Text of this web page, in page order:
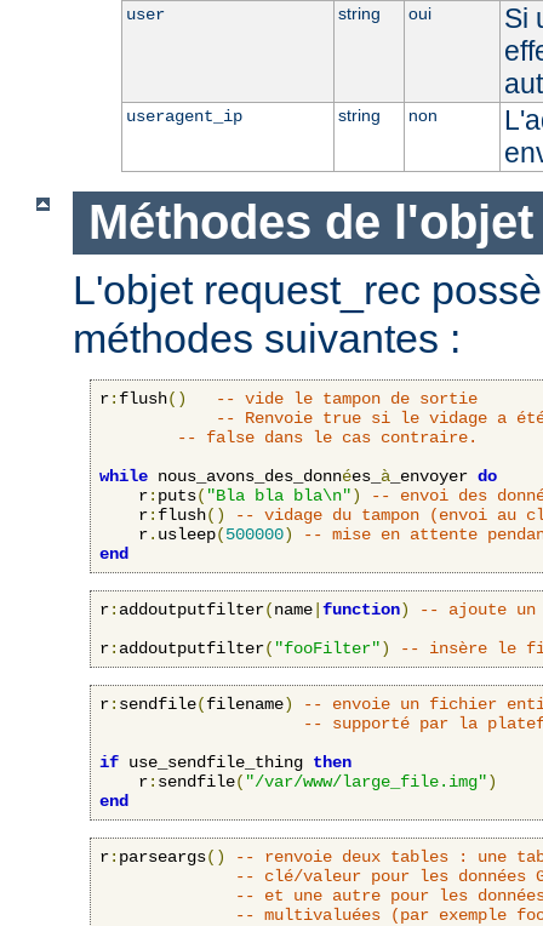
user string oui
Si
useragent_ip string non
Méthodes de
L'objet request_rec
méthodes suivantes :
r: flush()
-- vide le tampon de sortie
-- Renvoie true si le vidage a
-- false dans le cas contraire.
while nous_avons_des_données_ à _envoyer do
    r
: puts( "Bla bla bla\n")
-- envoi des
    r
: flush()
-- vidage du tampon (envoi au
    r
. usleep(500000)
-- mise en attente
end
r: addoutputfilter(name function)
-- ajoute
r: addoutputfilter( "fooFilter") -- insère le
r: sendfile(filename)
-- envoie un fichier
-- supporté par la
if use_sendfile_thing then
    r
: sendfile( "/var/www/large_file.img")
end
r: parseargs()
-- renvoie deux tables : une
-- clé/valeur pour les données
-- et une autre pour les
-- multivaluées (par exemple